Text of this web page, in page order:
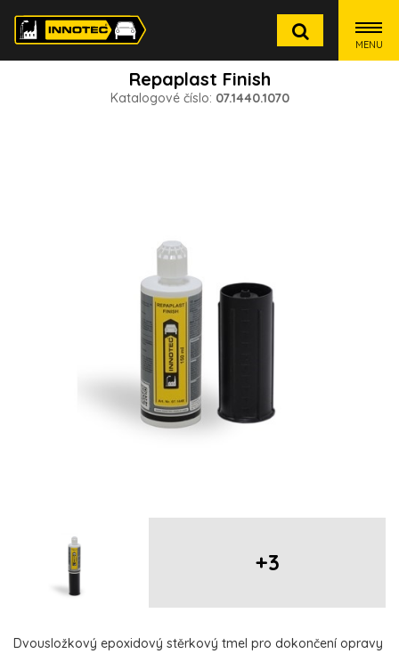
MENU
Repaplast Finish
Katalogové číslo: 07.1440.1070
+3
Dvousložkový epoxidový stěrkový tmel pro dokončení opravy